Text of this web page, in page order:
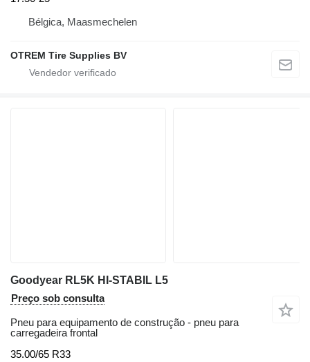
Bélgica, Maasmechelen
OTREM Tire Supplies BV
Goodyear RL5K HI-STABIL L5
Preço sob consulta
Pneu para equipamento de construção - pneu para
carregadeira frontal
35.00/65 R33